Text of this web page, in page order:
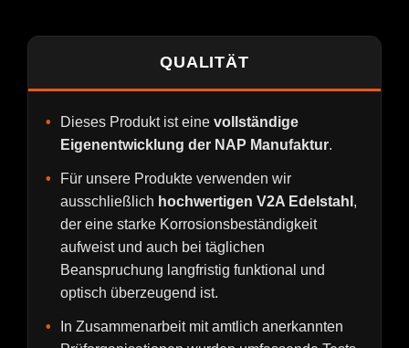
QUALITÄT
Dieses Produkt ist einevollständige
Eigenentwicklung der NAP Manufaktur.
Für unsere Produkte verwenden wir
ausschließlich hochwertigen V2A Edelstahl ,
der eine starke Korrosionsbeständigkeit
aufweist und auch bei täglichen
Beanspruchung langfristig funktional und
optisch überzeugend ist.
In Zusammenarbeit mit amtlich anerkannten